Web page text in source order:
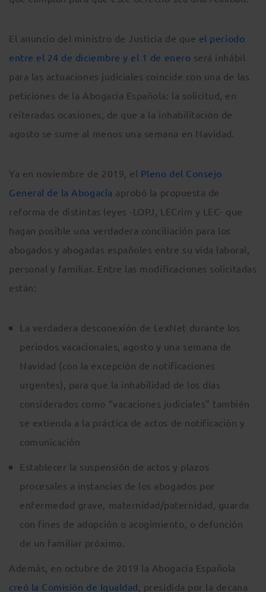
El anuncio del ministro de Justicia de que el período
entre el 24 de diciembre y el 1 de enero será inhábil
para las actuaciones judiciales coincide con una de las
peticiones de la Abogacía Española: la solicitud, en
reiteradas ocasiones, de que a la inhabilitación de
agosto se sume al menos una semana en Navidad.
Ya en noviembre de 2019, el Pleno del Consejo
General de la Abogacía aprobó la propuesta de
reforma de distintas leyes -LOPJ, LECrim y LEC- que
hagan posible una verdadera conciliación para los
abogados y abogadas españoles entre su vida laboral,
personal y familiar. Entre las modificaciones solicitadas
están:
La verdadera desconexión de LexNet durante los
periodos vacacionales, agosto y una semana de
Navidad (con la excepción de notificaciones
urgentes), para que la inhabilidad de los días
considerados como “vacaciones judiciales” también
se extienda a la práctica de actos de notificación y
comunicación
Establecer la suspensión de actos y plazos
procesales a instancias de los abogados por
enfermedad grave, maternidad/paternidad, guarda
con fines de adopción o acogimiento, o defunción
de un familiar próximo.
Además, en octubre de 2019 la Abogacía Española
creó la Comisión de Igualdad, presidida por la decana